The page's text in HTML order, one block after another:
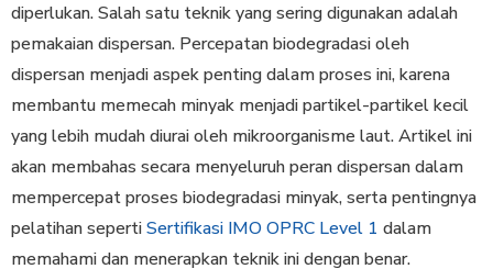
diperlukan. Salah satu teknik yang sering digunakan adalah
pemakaian dispersan. Percepatan biodegradasi oleh
dispersan menjadi aspek penting dalam proses ini, karena
membantu memecah minyak menjadi partikel-partikel kecil
yang lebih mudah diurai oleh mikroorganisme laut. Artikel ini
akan membahas secara menyeluruh peran dispersan dalam
mempercepat proses biodegradasi minyak, serta pentingnya
pelatihan sepertiSertifikasi IMO OPRC Level 1 dalam
memahami dan menerapkan teknik ini dengan benar.